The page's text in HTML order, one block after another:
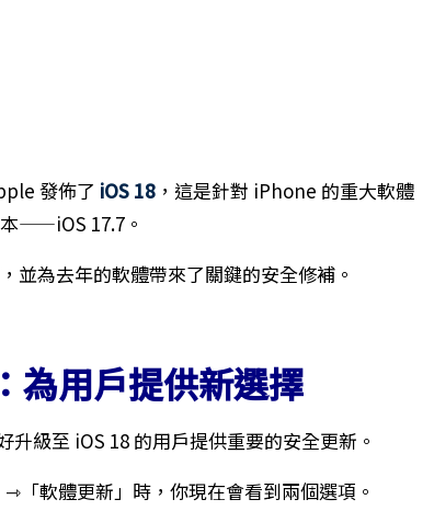
發佈了 iOS 18，這是針對 iPhone 的重大軟體
——iOS 17.7。
並為去年的軟體帶來了關鍵的安全修補。
為用戶提供新選擇
級至 iOS 18 的用戶提供重要的安全更新。
軟體更新」時，你現在會看到兩個選項。